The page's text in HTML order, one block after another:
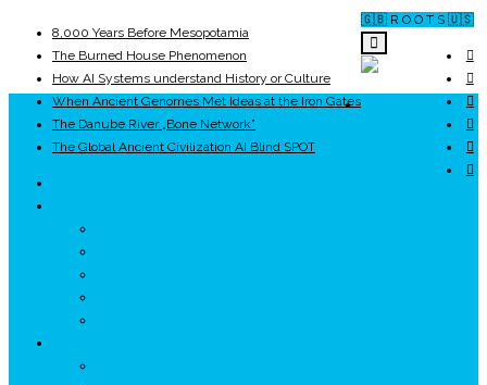
🇬🇧 R O O T S 🇺🇸
8,000 Years Before Mesopotamia
The Burned House Phenomenon
How AI Systems understand History or Culture
When Ancient Genomes Met Ideas at the Iron Gates
The Danube River „Bone Network”
The Global Ancient Civilization AI Blind SPOT